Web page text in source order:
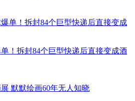
！拆封84个巨型快递后直接变成酒